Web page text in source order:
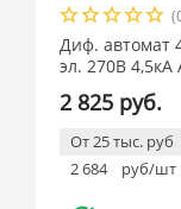
EKF ( 45)
Диф. автомат
эл. 270В 4,5кА
2 825 руб.
От 25 тыс. руб
2 684
руб/шт